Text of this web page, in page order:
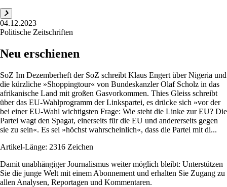
04.12.2023
Politische Zeitschriften
Neu erschienen
SoZ Im Dezemberheft der SoZ schreibt Klaus Engert über Nigeria und
die kürzliche »Shoppingtour« von Bundeskanzler Olaf Scholz in das
afrikanische Land mit großen Gasvorkommen. Thies Gleiss schreibt
über das EU-Wahlprogramm der Linkspartei, es drücke sich »vor der
bei einer EU-Wahl wichtigsten Frage: Wie steht die Linke zur EU? Die
Partei wagt den Spagat, einerseits für die EU und andererseits gegen
sie zu sein«. Es sei »höchst wahrscheinlich«, dass die Partei mit di...
Artikel-Länge: 2316 Zeichen
Damit unabhängiger Journalismus weiter möglich bleibt: Unterstützen
Sie die junge Welt mit einem Abonnement und erhalten Sie Zugang zu
allen Analysen, Reportagen und Kommentaren.